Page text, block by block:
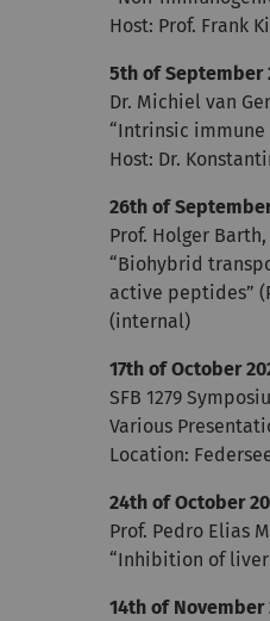
Host: Prof. Frank
5th of September
Dr. Michiel van
“Intrinsic immune
Host: Dr.
26th of
Prof. Holger
“Biohybrid
active peptides”
(internal)
17th of October
SFB 1279
Various
Location:
24th of October
Prof. Pedro Elias
“Inhibition of
14th of November